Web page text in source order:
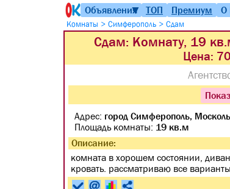
Объявления
▼ ТОП Премиум О
Комнаты > Симферополь > Сдам
Сдам: Комнату, 19
Цена:
Адрес: город Симферополь,
Площадь комнаты: 19 кв.м
Описание:
комната в хорошем состоянии,
кровать. рассматриваю все